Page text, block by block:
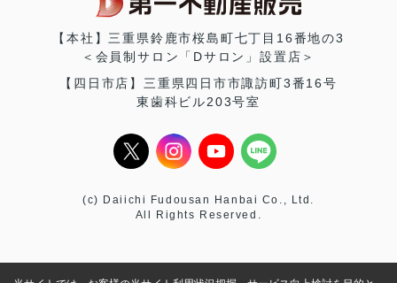
【本社】三重県鈴鹿市桜島町七丁目16番地の3
＜会員制サロン「Dサロン」設置店＞
【四日市店】三重県四日市市諏訪町3番16号
東歯科ビル203号室
(c) Daiichi Fudousan Hanbai Co., Ltd.
All Rights Reserved.